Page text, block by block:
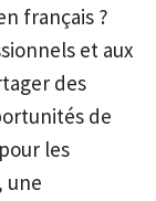
français ?
et aux
des
de
les
une